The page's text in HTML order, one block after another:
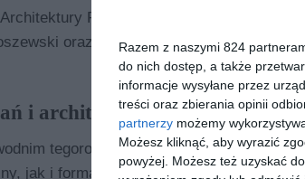
Razem z naszymi 824
do nich dostęp, a także
informacje wysyłane przez
treści oraz zbierania opinii
partnerzy możemy
Możesz kliknąć, aby wyrazić
powyżej. Możesz też uzyskać
Politechniki Warszawskiej dr
oraz prof. dr hab. inż. arch. Anna
i architektoniczny
tegorocznej edycji projektu jest
jak i formalno-konstrukcyjny. Centralnym